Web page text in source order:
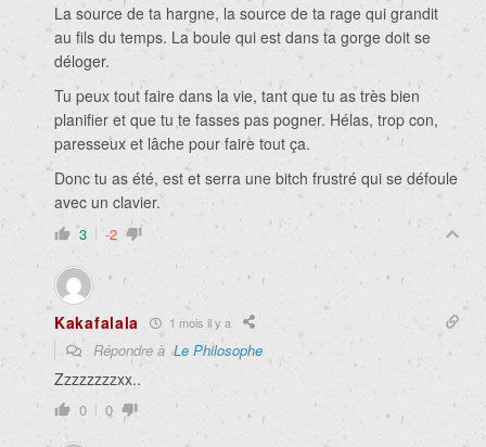
La source de ta hargne, la source de ta rage qui grandit
au fils du temps. La boule qui est dans ta gorge doit se
déloger.
Tu peux tout faire dans la vie, tant que tu as très bien
planifier et que tu te fasses pas pogner. Hélas, trop con,
paresseux et lâche pour faire tout ça.
Donc tu as été, est et serra une bitch frustré qui se défoule
avec un clavier.
3 -2
Kakafalala 1 mois il y a
Répondre àLe Philosophe
Zzzzzzzzxx..
0 0